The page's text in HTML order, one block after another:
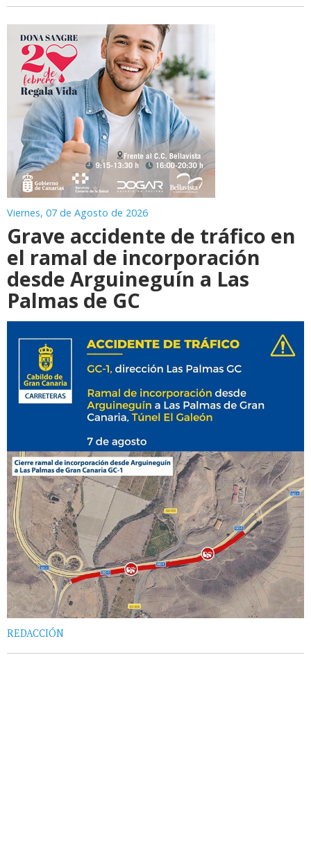
Viernes, 07 de Agosto de 2026
Grave accidente de tráfico en
el ramal de incorporación
desde Arguineguín a Las
Palmas de GC
REDACCIÓN